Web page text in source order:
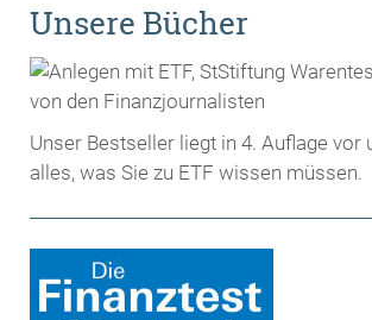
Unsere Bücher
Unser Bestseller liegt in 4. Auflage vor
alles, was Sie zu ETF wissen müssen.